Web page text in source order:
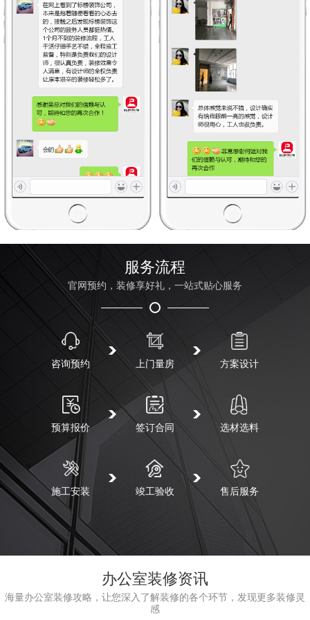
服务流程
官网预约，装修享好礼，一站式贴心服务
咨询预约 上门量房 方案设计
预算报价 签订合同 选材选料
施工安装 竣工验收 售后服务
办公室装修资讯
海量办公室装修攻略，让您深入了解装修的各个环节，发现更多装修灵
感